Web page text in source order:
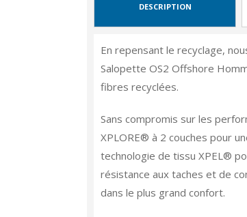
DESCRIPTION
En repensant le recyclage,
Salopette OS2 Offshore
fibres recyclées.
Sans compromis sur les
XPLORE® à 2 couches pour
technologie de tissu XPEL®
résistance aux taches et de
dans le plus grand confort.